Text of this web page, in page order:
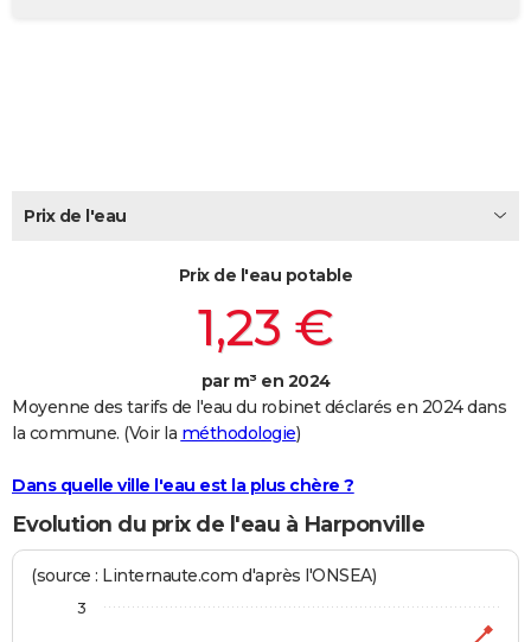
Carte de Noël
Carte Bonne année
Carte Saint-Valentin
Carte Pâques
Carte d'anniversaire
DICTIONNAIRE
FORUM
Prix de l'eau
Prix de l'eau potable
1,23 €
par m³ en 2024
Moyenne des tarifs de l'eau du robinet déclarés en 2024 dans
la commune. (Voir la méthodologie)
Dans quelle ville l'eau est la plus chère ?
Evolution du prix de l'eau à Harponville
(source : Linternaute.com d'après l'ONSEA)
3